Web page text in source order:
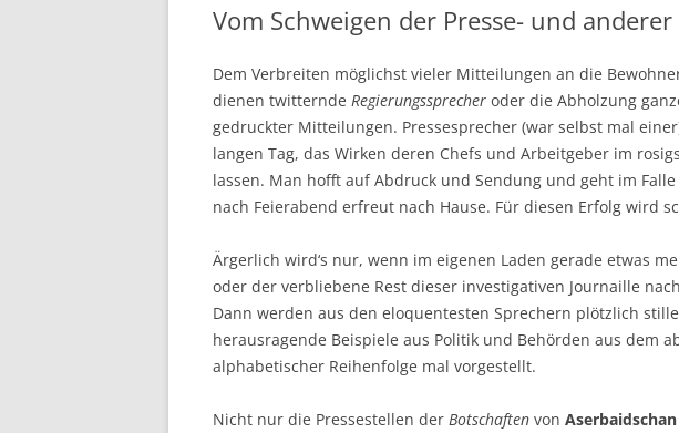
Vom Schweigen der Presse- und anderer
Dem Verbreiten möglichst vieler Mitteilungen an die
dienen twitternde Regierungssprecher oder die Abholzung
gedruckter Mitteilungen. Pressesprecher (war selbst mal
langen Tag, das Wirken deren Chefs und Arbeitgeber im
lassen. Man hofft auf Abdruck und Sendung und geht im
nach Feierabend erfreut nach Hause. Für diesen Erfolg wird
Ärgerlich wird‘s nur, wenn im eigenen Laden gerade etwas
oder der verbliebene Rest dieser investigativen Journaille
Dann werden aus den eloquentesten Sprechern plötzlich
herausragende Beispiele aus Politik und Behörden aus dem
alphabetischer Reihenfolge mal vorgestellt.
Nicht nur die Pressestellen der Botschaften von Aserbaidschan